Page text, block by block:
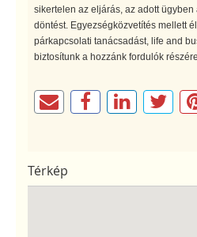
sikertelen az eljárás, az adott
döntést. Egyezségközvetítés mellett
párkapcsolati tanácsadást, life and
biztosítunk a hozzánk fordulók részére.
Térkép